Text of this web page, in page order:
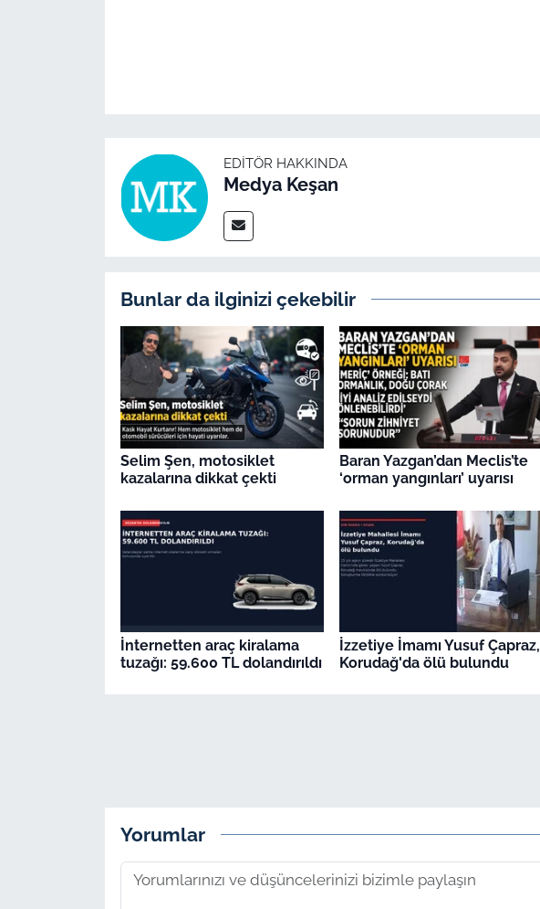
EDITÖR HAKKINDA
Medya Keşan
Bunlar da ilginizi çekebilir
Selim Şen, motosiklet
kazalarına dikkat çekti
Baran Yazgan’dan Meclis’te
‘orman yangınları’ uyarısı
İnternetten araç kiralama
tuzağı: 59.600 TL dolandırıldı
İzzetiye İmamı Yusuf Çapraz,
Korudağ'da ölü bulundu
Yorumlar
İş Dünyası
English News
Gündem-Eğitim